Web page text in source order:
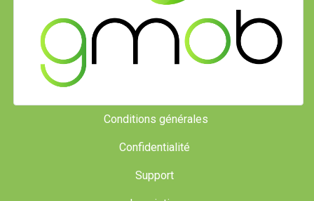
Conditions générales
Confidentialité
Support